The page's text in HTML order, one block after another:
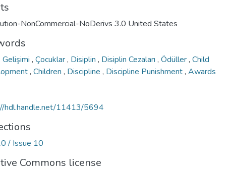
NonCommercial-NoDerivs 3.0 United States
Gelişimi , Çocuklar, Disiplin , Disiplin Cezaları , Ödüller, Child
, Children , Discipline , Discipline Punishment, Awards
hdl.handle.net/11413/5694
/ Issue 10
Commons license